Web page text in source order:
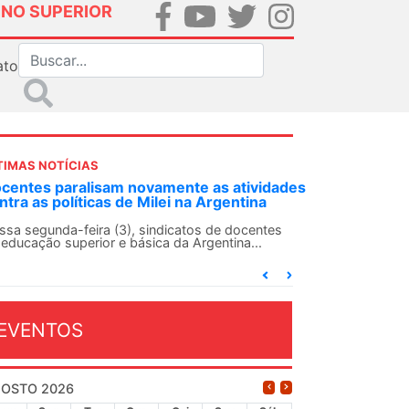
SUPERIOR
NOTÍCIAS
ANDES-SN convoca docentes para Dia de
Solidariedade Internacionalista com Cuba em
O ANDES-SN conclama suas seções sindicais e o
2026